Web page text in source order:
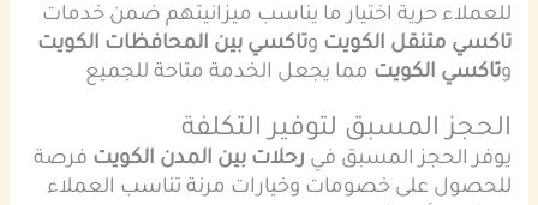
للعملاء حرية اختيار ما يناسب ميزانيتهم ضمن خدمات
تاكسي متنقل الكويت وتاكسي بين المحافظات الكويت
وتاكسي الكويت مما يجعل الخدمة متاحة للجميع
الحجز المسبق لتوفير التكلفة
يوفر الحجز المسبق في رحلات بين المدن الكويت فرصة
للحصول على خصومات وخيارات مرنة تناسب العملاء